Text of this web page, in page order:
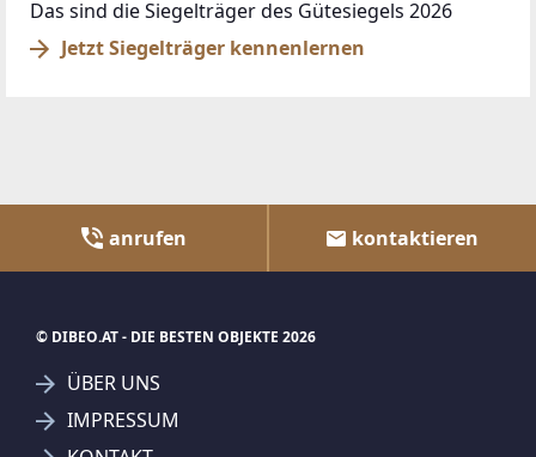
Das sind die Siegelträger des Gütesiegels 2026
Jetzt Siegelträger kennenlernen
anrufen kontaktieren
© DIBEO.AT - DIE BESTEN OBJEKTE 2026
ÜBER UNS
IMPRESSUM